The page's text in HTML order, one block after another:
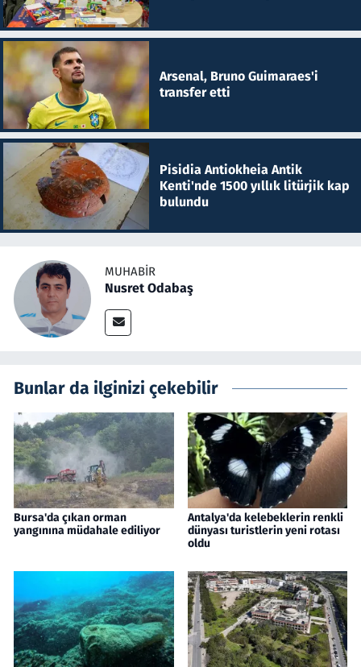
Arsenal, Bruno Guimaraes'i
transfer etti
Pisidia Antiokheia Antik
Kenti'nde 1500 yıllık litürjik kap
bulundu
MUHABIR
Nusret Odabaş
Bunlar da ilginizi çekebilir
Bursa'da çıkan orman
yangınına müdahale ediliyor
Antalya'da kelebeklerin renkli
dünyası turistlerin yeni rotası
oldu